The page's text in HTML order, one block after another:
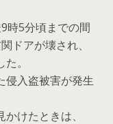
時5分頃までの間
ドアが壊され、
。
侵入盗被害が発生
けたときは、